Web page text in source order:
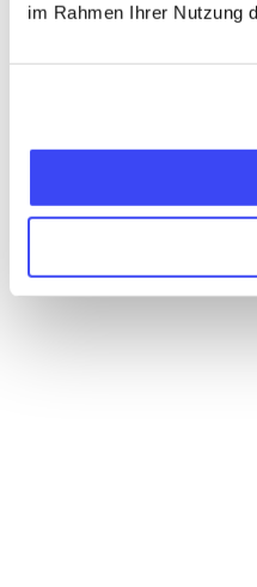
im Rahmen Ihrer Nutzung